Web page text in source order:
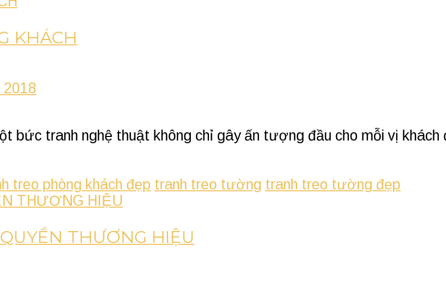
KHÁCH
bức tranh nghệ thuật không chỉ gây ấn tượng đầu cho mỗi vị khách
treo phòng khách đẹp tranh treo tường tranh treo tường đẹp
THƯƠNG HIỆU